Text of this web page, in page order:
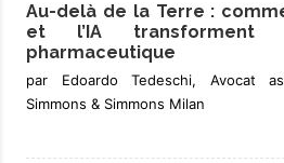
Au-delà de la Terre :
et l’IA transforment
pharmaceutique
par Edoardo Tedeschi, Avocat
Simmons & Simmons Milan